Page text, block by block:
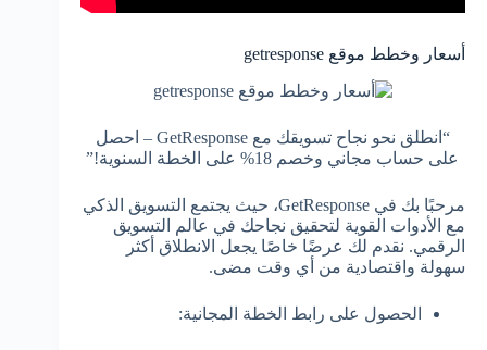
أسعار وخطط موقع getresponse
“انطلق نحو نجاح تسويقك مع GetResponse – احصل
على حساب مجاني وخصم 18% على الخطة السنوية!”
مرحبًا بك في GetResponse، حيث يجتمع التسويق الذكي
مع الأدوات القوية لتحقيق نجاحك في عالم التسويق
الرقمي. نقدم لك عرضًا خاصًا يجعل الانطلاق أكثر
سهولة واقتصادية من أي وقت مضى.
الحصول على رابط الخطة المجانية: